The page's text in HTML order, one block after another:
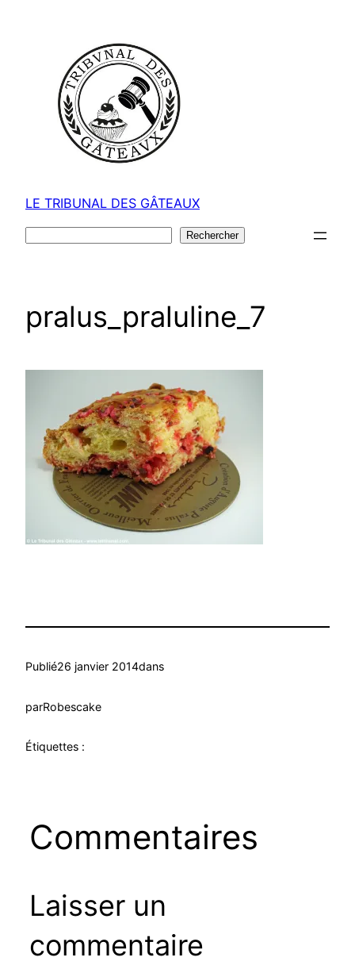
LE TRIBUNAL DES GÂTEAUX
Rechercher
pralus_praluline_7
Publié26 janvier 2014dans
parRobescake
Étiquettes :
Commentaires
Laisser un
commentaire